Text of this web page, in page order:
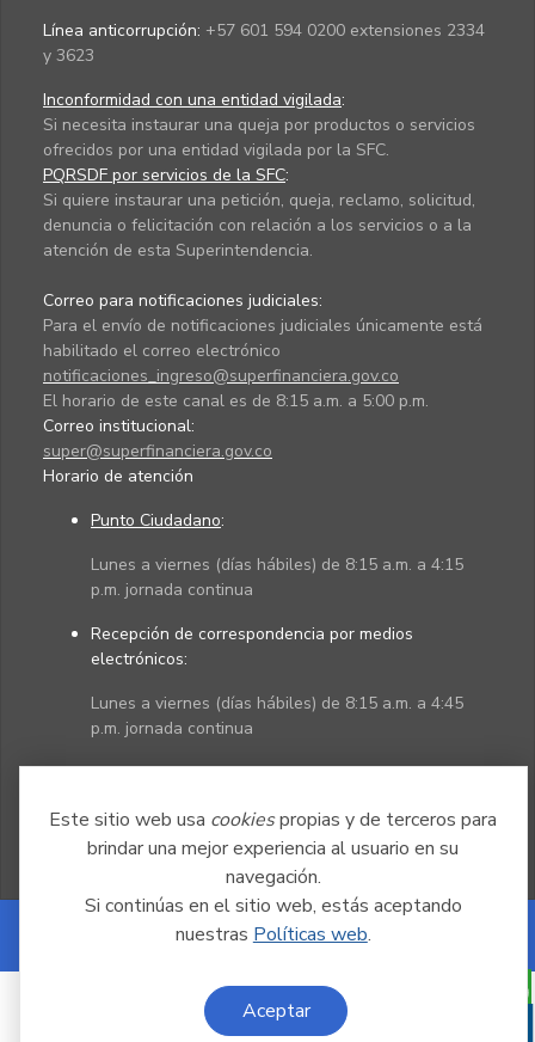
Este sitio web usa cookiespropias y de terceros para
brindar una mejor experiencia al usuario en su
navegación.
Si continúas en el sitio web, estás aceptando
nuestras Políticas web.
Aceptar
Línea anticorrupción: +57 601 594 0200 extensiones 2334
y 3623
Inconformidad con una entidad vigilada:
Si necesita instaurar una queja por productos o servicios
ofrecidos por una entidad vigilada por la SFC.
PQRSDF por servicios de la SFC:
Si quiere instaurar una petición, queja, reclamo, solicitud,
denuncia o felicitación con relación a los servicios o a la
atención de esta Superintendencia.
Correo para notificaciones judiciales:
Para el envío de notificaciones judiciales únicamente está
habilitado el correo electrónico
notificaciones_ingreso@superfinanciera.gov.co
El horario de este canal es de 8:15 a.m. a 5:00 p.m.
Correo institucional:
super@superfinanciera.gov.co
Horario de atención
Punto Ciudadano:
Lunes a viernes (días hábiles) de 8:15 a.m. a 4:15
p.m. jornada continua
Recepción de correspondencia por medios
electrónicos:
Lunes a viernes (días hábiles) de 8:15 a.m. a 4:45
p.m. jornada continua
Powered by Nexura